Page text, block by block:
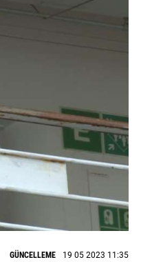
GÜNCELLEME 19 05 2023 11:35